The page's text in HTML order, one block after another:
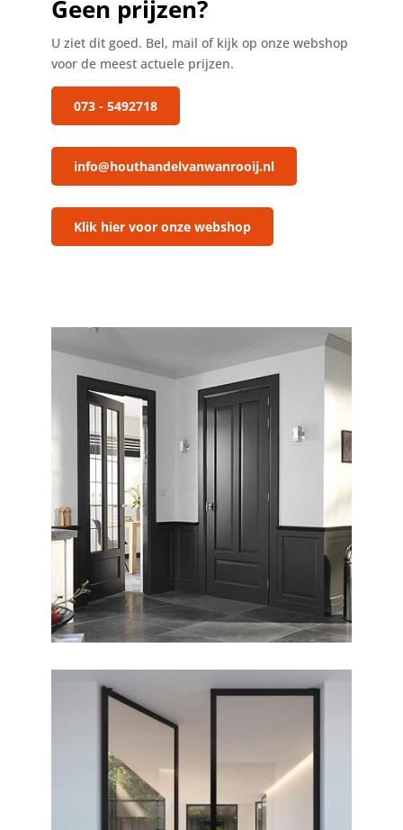
Geen prijzen?
U ziet dit goed. Bel, mail of kijk op onze webshop
voor de meest actuele prijzen.
073 - 5492718
info@houthandelvanwanrooij.nl
Klik hier voor onze webshop